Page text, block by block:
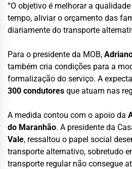
“O objetivo é melhorar a
tempo, aliviar o orçamento das
diariamente do transporte
Para o presidente da MOB,
também cria condições para a
formalização do serviço. A
300 condutores que atuam nas
A medida contou com o apoio da
do Maranhão. A presidente da
Vale, ressaltou o papel social
transporte alternativo, sobretudo
transporte regular não consegue